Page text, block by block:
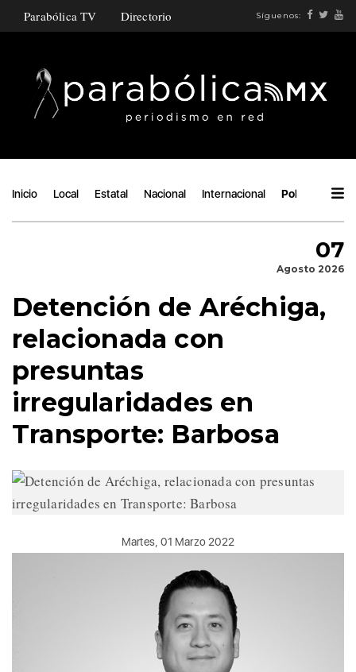
Parabólica TV Directorio Síguenos:
Inicio Local Estatal Nacional Internacional Política
07
Agosto 2026
Detención de Aréchiga,
relacionada con
presuntas
irregularidades en
Transporte: Barbosa
Martes, 01 Marzo 2022